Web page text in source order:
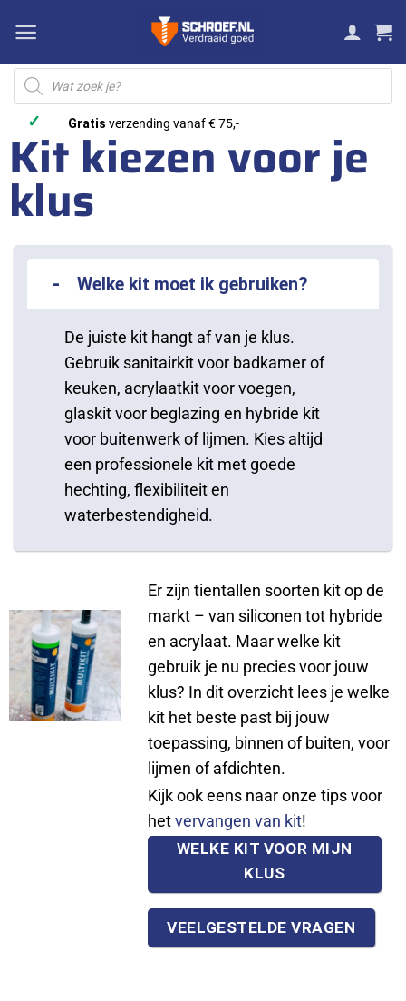
naar
inhoud
Producten
zoeken
✓ Gratis verzending vanaf € 75,-
Kit kiezen voor je
klus
Welke kit moet ik gebruiken?
De juiste kit hangt af van je klus.
Gebruik sanitairkit voor badkamer of
keuken, acrylaatkit voor voegen,
glaskit voor beglazing en hybride kit
voor buitenwerk of lijmen. Kies altijd
een professionele kit met goede
hechting, flexibiliteit en
waterbestendigheid.
Er zijn tientallen soorten kit op de
markt – van siliconen tot hybride
en acrylaat. Maar welke kit
gebruik je nu precies voor jouw
klus? In dit overzicht lees je welke
kit het beste past bij jouw
toepassing, binnen of buiten, voor
lijmen of afdichten.
Kijk ook eens naar onze tips voor
hetvervangen van kit!
WELKE KIT VOOR MIJN
KLUS
VEELGESTELDE VRAGEN